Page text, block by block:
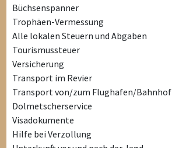
Büchsenspanner
Trophäen-Vermessung
Alle lokalen Steuern und Abgaben
Tourismussteuer
Versicherung
Transport im Revier
Transport von/zum Flughafen/Bahnhof
Dolmetscherservice
Visadokumente
Hilfe bei Verzollung